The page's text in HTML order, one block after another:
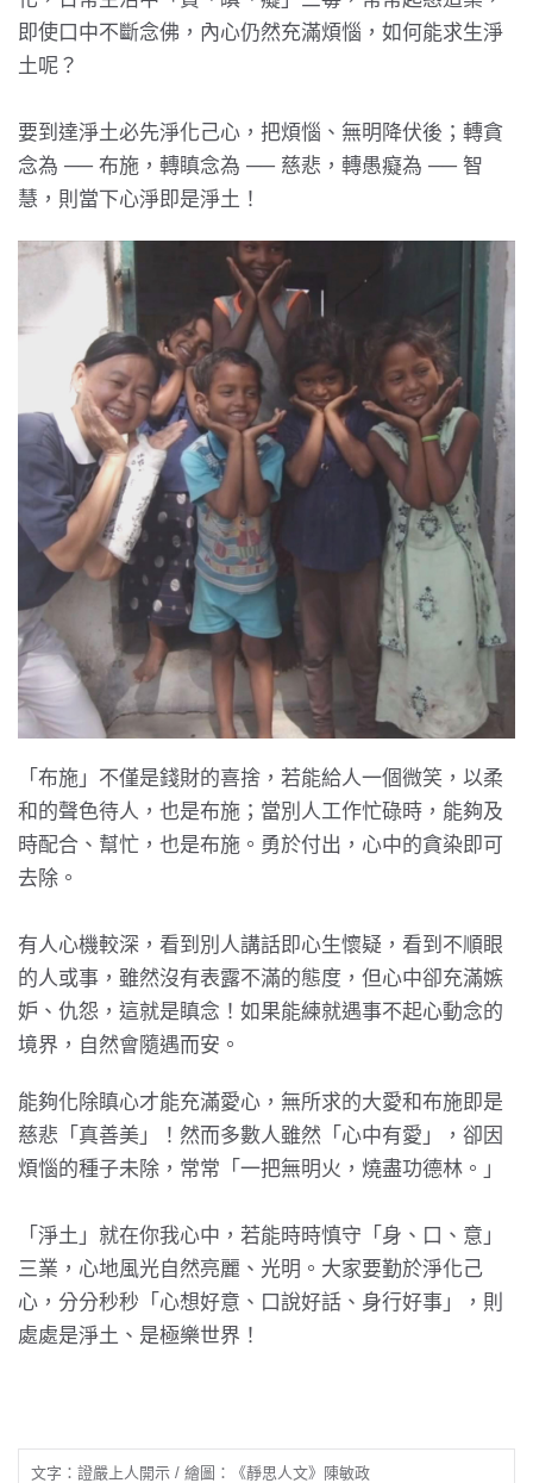
即使口中不斷念佛，內心仍然充滿煩惱，如何能求生淨
土呢？
要到達淨土必先淨化己心，把煩惱、無明降伏後；轉貪
念為 ── 布施，轉瞋念為 ── 慈悲，轉愚癡為 ── 智
慧，則當下心淨即是淨土！
「布施」不僅是錢財的喜捨，若能給人一個微笑，以柔
和的聲色待人，也是布施；當別人工作忙碌時，能夠及
時配合、幫忙，也是布施。勇於付出，心中的貪染即可
去除。
有人心機較深，看到別人講話即心生懷疑，看到不順眼
的人或事，雖然沒有表露不滿的態度，但心中卻充滿嫉
妒、仇怨，這就是瞋念！如果能練就遇事不起心動念的
境界，自然會隨遇而安。
能夠化除瞋心才能充滿愛心，無所求的大愛和布施即是
慈悲「真善美」！然而多數人雖然「心中有愛」，卻因
煩惱的種子未除，常常「一把無明火，燒盡功德林。」
「淨土」就在你我心中，若能時時慎守「身、口、意」
三業，心地風光自然亮麗、光明。大家要勤於淨化己
心，分分秒秒「心想好意、口說好話、身行好事」，則
處處是淨土、是極樂世界！
文字：證嚴上人開示 / 繪圖：《靜思人文》陳敏政